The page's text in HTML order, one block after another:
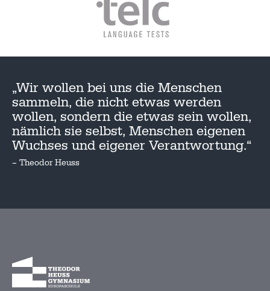
„Wir wollen bei uns die Menschen
sammeln, die nicht etwas werden
wollen, sondern die etwas sein wollen,
nämlich sie selbst, Menschen eigenen
Wuchses und eigener Verantwortung.“
– Theodor Heuss